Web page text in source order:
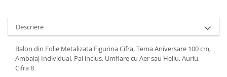
Articole pentru Copii
Articole diverse pentru copii
Covorase de joaca
Descriere
Balon din Folie Metalizata Figurina Cifra, Tema Aniversare 100 cm,
Ambalaj Individual, Pai inclus, Umflare cu Aer sau Heliu, Auriu,
Cifra 8